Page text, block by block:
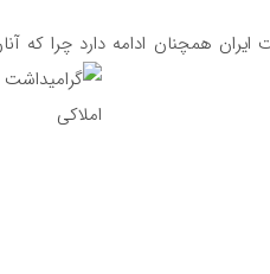
همچنان ادامه دارد چرا که